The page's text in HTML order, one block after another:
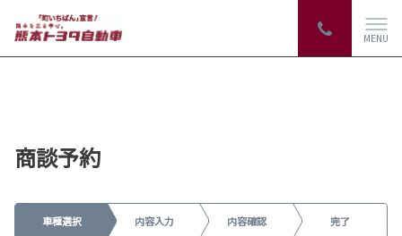
MENU
商談予約
車種選択 内容入力 内容確認 完了